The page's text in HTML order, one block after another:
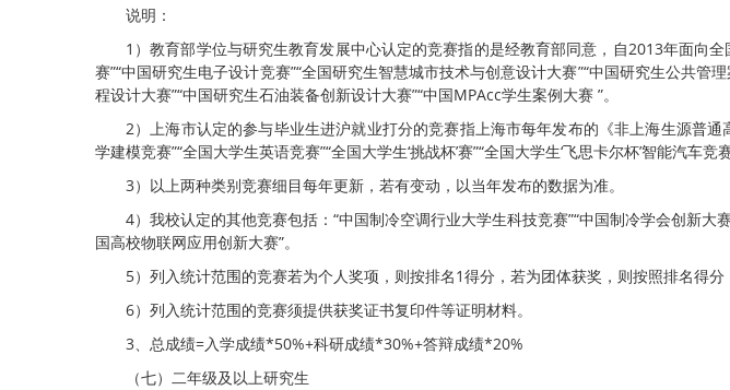
说明：
1）教育部学位与研究生教育发展中心认定的竞赛指的是经教育部同意，自2013年面向
赛”“中国研究生电子设计竞赛”“全国研究生智慧城市技术与创意设计大赛”“中国研究生公共
程设计大赛”“中国研究生石油装备创新设计大赛”“中国MPAcc学生案例大赛 ”。
2）上海市认定的参与毕业生进沪就业打分的竞赛指上海市每年发布的《非上海生源普
学建模竞赛”“全国大学生英语竞赛”“全国大学生‘挑战杯’赛”“全国大学生‘飞思卡尔杯’智能汽车竞赛
3）以上两种类别竞赛细目每年更新，若有变动，以当年发布的数据为准。
4）我校认定的其他竞赛包括：“中国制冷空调行业大学生科技竞赛”“中国制冷学会创新大
国高校物联网应用创新大赛”。
5）列入统计范围的竞赛若为个人奖项，则按排名1得分，若为团体获奖，则按照排名得分
6）列入统计范围的竞赛须提供获奖证书复印件等证明材料。
3、总成绩=入学成绩*50%+科研成绩*30%+答辩成绩*20%
（七）二年级及以上研究生